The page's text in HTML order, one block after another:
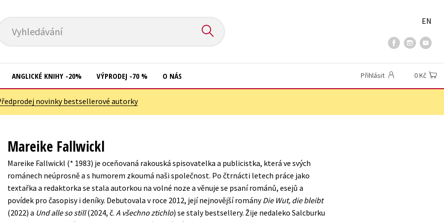
Vyhledávání
EN
New Adult
Ostatní
Počítače
Poezie
Učebnice
Umění a kultura
Výchova a pedagogika
ANGLICKÉ KNIHY -20% VÝPRODEJ -70 % O NÁS Přihlásit 0 Kč
novinky bestsellerové autorky
Mareike Fallwickl
Mareike Fallwickl (* 1983) je oceňovaná rakouská spisovatelka a publicistka, která ve svých
románech neúprosně a s humorem zkoumá naši společnost. Po čtrnácti letech práce jako
textařka a redaktorka se stala autorkou na volné noze a věnuje se psaní románů, esejů a
povídek pro časopisy i deníky. Debutovala v roce 2012, její nejnovější rományDie Wut, die bleibt
(2022) a Und alle so still(2024, č. A všechno ztichlo) se staly bestsellery. Žije nedaleko Salcburku